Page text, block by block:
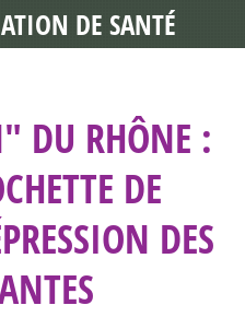
DU RHÔNE :
DE
DES
DE SANTÉ